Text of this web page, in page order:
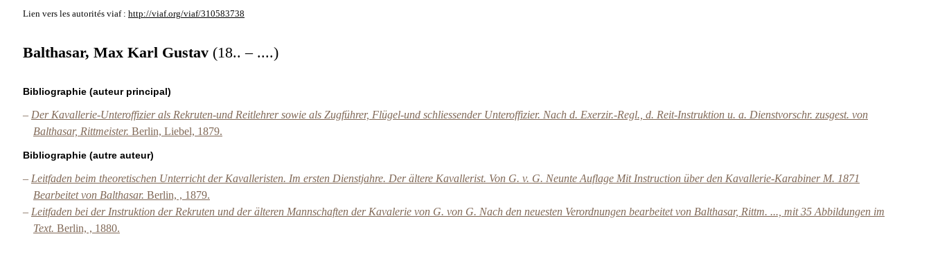
Lien vers les autorités viaf : http://viaf.org/viaf/310583738
Balthasar, Max Karl Gustav (18.. – ....)
Bibliographie (auteur principal)
– Der Kavallerie-Unteroffizier als Rekruten-und Reitlehrer sowie als Zugführer, Flügel-und schliessender Unteroffizier. Nach d. Exerzir.-Regl., d. Reit-Instruktion u. a. Dienstvorschr. zusgest. von
Balthasar, Rittmeister. Berlin, Liebel, 1879.
Bibliographie (autre auteur)
– Leitfaden beim theoretischen Unterricht der Kavalleristen. Im ersten Dienstjahre. Der ältere Kavallerist. Von G. v. G. Neunte Auflage Mit Instruction über den Kavallerie-Karabiner M. 1871
Bearbeitet von Balthasar. Berlin, , 1879.
– Leitfaden bei der Instruktion der Rekruten und der älteren Mannschaften der Kavalerie von G. von G. Nach den neuesten Verordnungen bearbeitet von Balthasar, Rittm. ..., mit 35 Abbildungen im
Text. Berlin, , 1880.